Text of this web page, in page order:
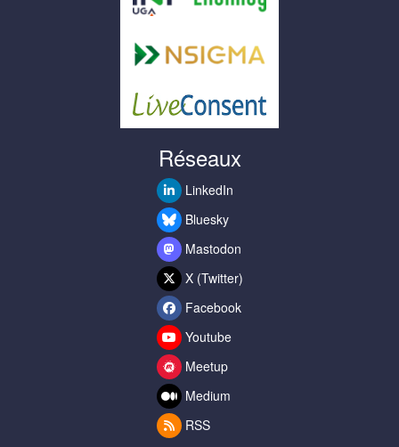
Réseaux
LinkedIn
Bluesky
Mastodon
X (Twitter)
Facebook
Youtube
Meetup
Medium
RSS